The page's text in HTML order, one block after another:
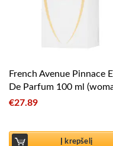
French Avenue Pinnace
De Parfum 100 ml
€27.89
Į krepšelį